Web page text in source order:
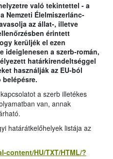
való tekintettel - a
Nemzeti Élelmiszerlánc-
az állat-, illetve
érintett
kerüljék el ezen
ideiglenesen a szerb-román,
határkirendeltséggel
használják az EU-ból
belépésre.
a szerb illetékes
van, annak
határátkelőhelyek listája az
content/HU/TXT/HTML/?